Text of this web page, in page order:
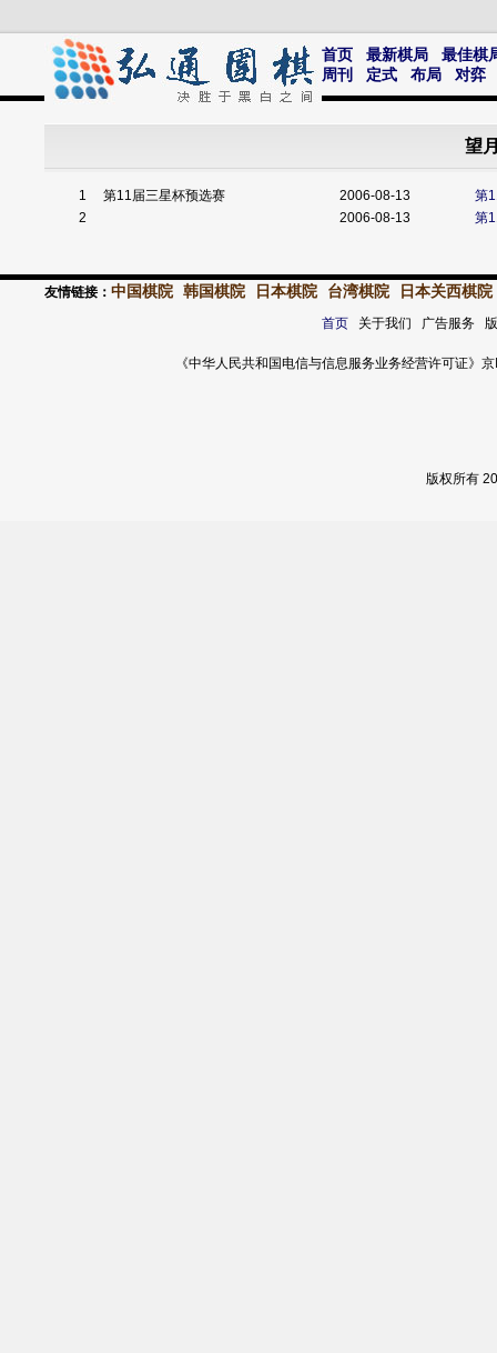
首页 最新棋局
最佳棋
周刊
定式 布局 对弈
望
1 第11届三星杯预选赛 2006-08-13
第
2
2006-08-13 第
友情链接： 中国棋院 韩国棋院 日本棋院 台湾棋院 日本关西棋院
首页关于我们 广告服务
《中华人民共和国电信与信息服务业务经营许可证
版权所有